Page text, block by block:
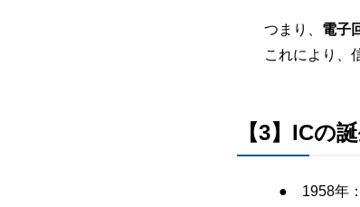
つまり、 電子
これにより、
【3】ICの
● 1958年：